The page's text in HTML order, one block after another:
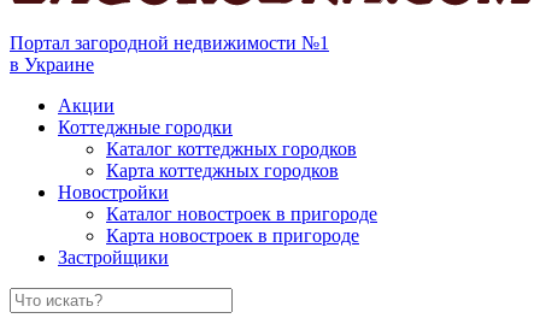
Портал загородной недвижимости №1
в Украине
Акции
Коттеджные городки
Каталог коттеджных городков
Карта коттеджных городков
Новостройки
Каталог новостроек в пригороде
Карта новостроек в пригороде
Застройщики